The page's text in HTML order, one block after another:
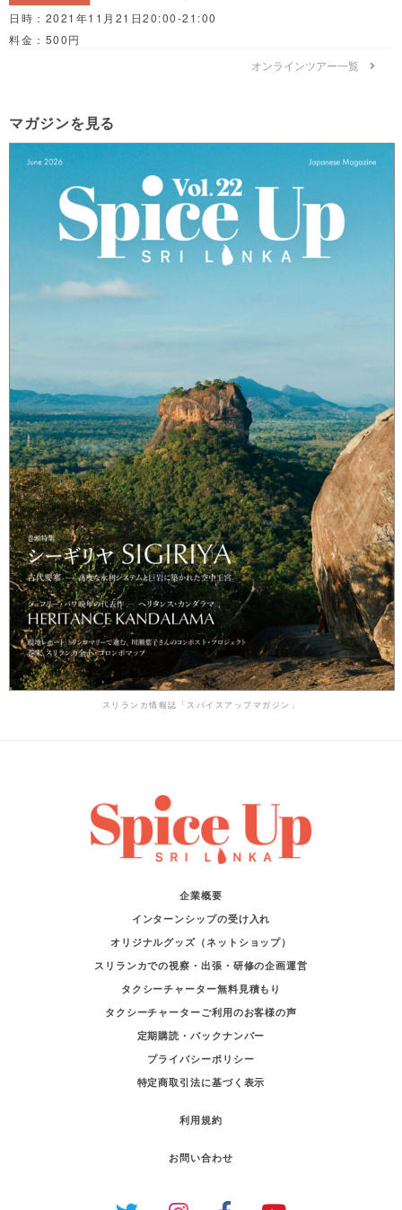
日時：2021年11月21日20:00-21:00
料金：500円
オンラインツアー一覧
マガジンを見る
スリランカ情報誌「スパイスアップマガジン」
企業概要
インターンシップの受け入れ
オリジナルグッズ（ネットショップ）
スリランカでの視察・出張・研修の企画運営
タクシーチャーター無料見積もり
タクシーチャーターご利用のお客様の声
定期購読・バックナンバー
プライバシーポリシー
特定商取引法に基づく表示
利用規約
お問い合わせ